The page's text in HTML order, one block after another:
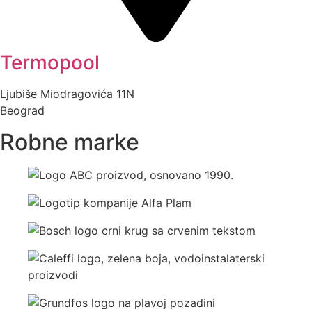
Termopool
Ljubiše Miodragovića 11N
Beograd
Robne marke